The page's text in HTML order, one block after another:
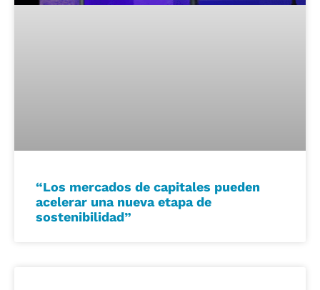
“Los mercados de capitales pueden
acelerar una nueva etapa de
sostenibilidad”